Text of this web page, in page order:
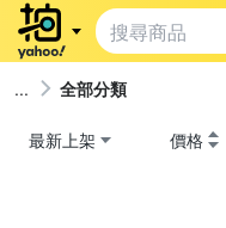
全部分類
最新上架 價格